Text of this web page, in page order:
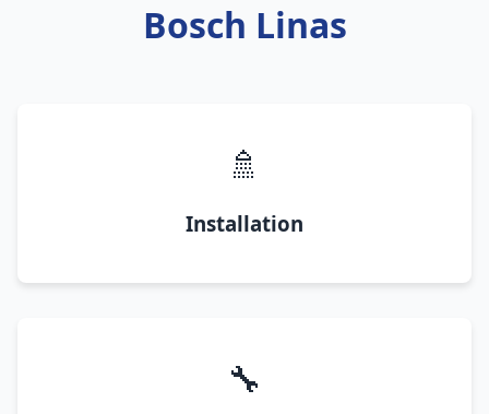
Bosch Linas
🚿
Installation
🔧